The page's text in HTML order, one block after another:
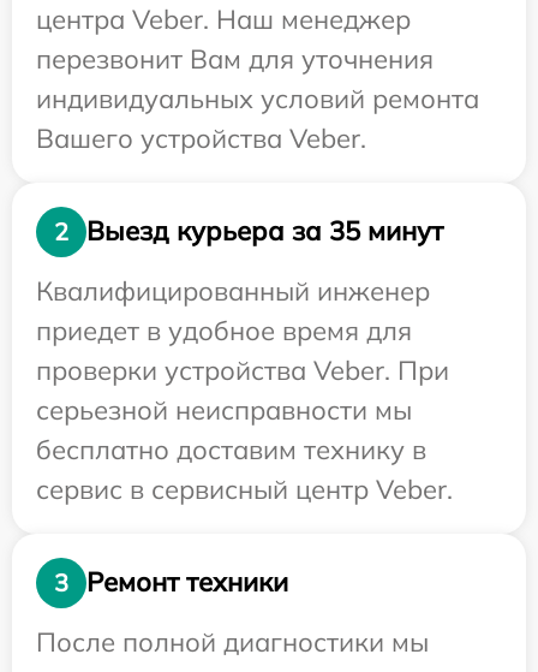
центра Veber. Наш менеджер
перезвонит Вам для уточнения
индивидуальных условий ремонта
Вашего устройства Veber.
2
Выезд курьера за 35 минут
Квалифицированный инженер
приедет в удобное время для
проверки устройства Veber. При
серьезной неисправности мы
бесплатно доставим технику в
сервис в сервисный центр Veber.
3
Ремонт техники
После полной диагностики мы